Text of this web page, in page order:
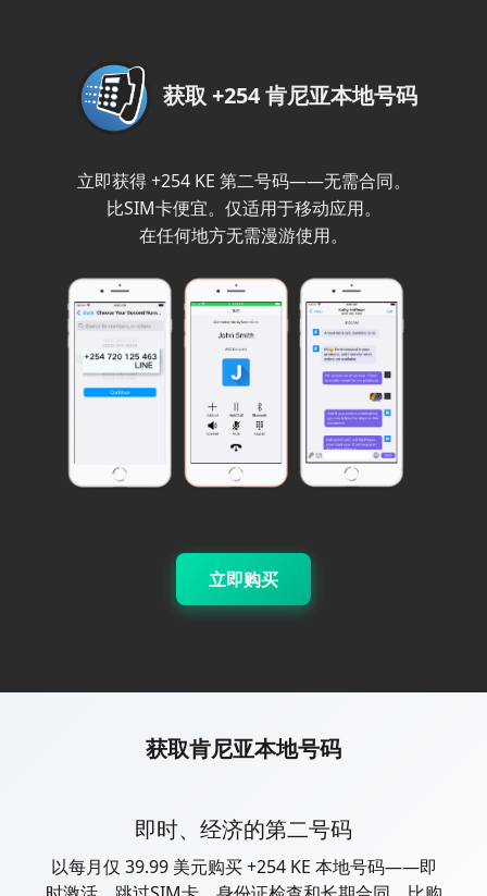
获取 +254 肯尼亚本地号码
立即获得 +254 KE 第二号码——无需合同。
比SIM卡便宜。仅适用于移动应用。
在任何地方无需漫游使用。
立即购买
获取肯尼亚本地号码
即时、经济的第二号码
以每月仅 39.99 美元购买 +254 KE 本地号码——即